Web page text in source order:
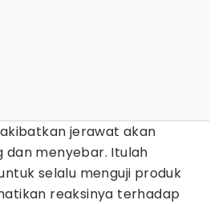
jerawat akan
dan menyebar. Itulah
selalu menguji produk
reaksinya terhadap